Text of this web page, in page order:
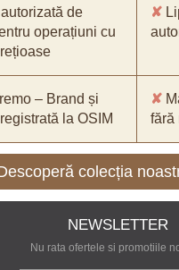
de
operațiuni cu
✘
– Brand și
la OSIM
✘
fără
colecția
NEWSLETTER
Nu rata ofertele si promotiile